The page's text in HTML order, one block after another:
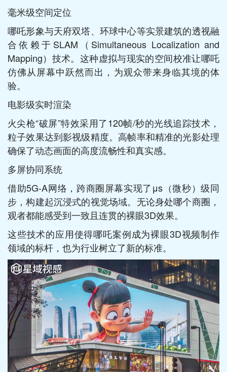
毫米级空间定位
哪吒形象与天府双塔、环球中心等实景建筑的透视融
合依赖于SLAM（Simultaneous Localization and
Mapping）技术。这种虚拟与现实的空间校准让哪吒
仿佛从屏幕中跃然而出，为观众带来身临其境的体
验。
电影级实时渲染
火尖枪“破屏”特效采用了120帧/秒的光线追踪技术，
粒子效果达到影视级精度。高帧率和精准的光影处理
确保了动态画面的高度流畅性和真实感。
多屏协同系统
借助5G-A网络，跨商圈屏幕实现了μs（微秒）级同
步，构建起沉浸式的视觉场域。无论身处哪个商圈，
观者都能感受到一致且连贯的裸眼3D效果。
这些技术的应用使得哪吒案例成为裸眼3D视频制作
领域的标杆，也为行业树立了新的标准。